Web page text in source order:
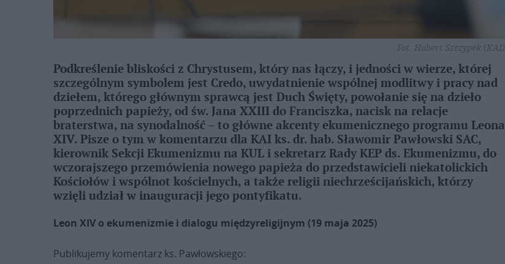
Fot. Hubert Szczypek (KAI)
Podkreślenie bliskości z Chrystusem, który nas łączy, i jedności w wierze, której
szczególnym symbolem jest Credo, uwydatnienie wspólnej modlitwy i pracy nad
dziełem, którego głównym sprawcą jest Duch Święty, powołanie się na dzieło
poprzednich papieży, od św. Jana XXIII do Franciszka, nacisk na relacje
braterstwa, na synodalność – to główne akcenty ekumenicznego programu Leona
XIV. Pisze o tym w komentarzu dla KAI ks. dr. hab. Sławomir Pawłowski SAC,
kierownik Sekcji Ekumenizmu na KUL i sekretarz Rady KEP ds. Ekumenizmu, do
wczorajszego przemówienia nowego papieża do przedstawicieli niekatolickich
Kościołów i wspólnot kościelnych, a także religii niechrześcijańskich, którzy
wzięli udział w inauguracji jego pontyfikatu.
Leon XIV o ekumenizmie i dialogu międzyreligijnym (19 maja 2025)
Publikujemy komentarz ks. Pawłowskiego: